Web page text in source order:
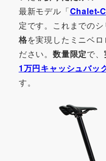
最新モデル「Chalet-
定です。これまでのシ
格を実現したミニベ
ださい。 数量限定で、
1万円キャッシュバッ
す。